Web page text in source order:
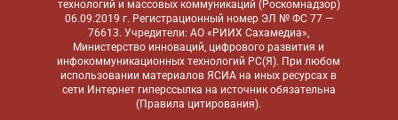
технологий и массовых коммуникаций (Роскомнадзор)
06.09.2019 г. Регистрационный номер ЭЛ № ФС 77 —
76613. Учредители: АО «РИИХ Сахамедиа»,
Министерство инноваций, цифрового развития и
инфокоммуникационных технологий РС(Я). При любом
использовании материалов ЯСИА на иных ресурсах в
сети Интернет гиперссылка на источник обязательна
(Правила цитирования).